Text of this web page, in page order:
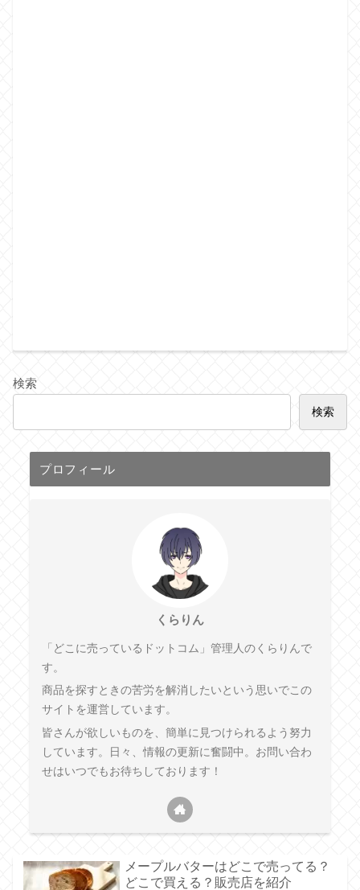
検索
検索
プロフィール
くらりん
「どこに売っているドットコム」管理人のくらりんで
す。
商品を探すときの苦労を解消したいという思いでこの
サイトを運営しています。
皆さんが欲しいものを、簡単に見つけられるよう努力
しています。日々、情報の更新に奮闘中。お問い合わ
せはいつでもお待ちしております！
メープルバターはどこで売ってる？
どこで買える？販売店を紹介